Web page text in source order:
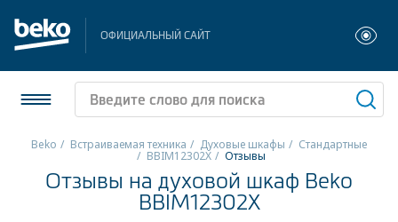
ОФИЦИАЛЬНЫЙ САЙТ
Холодильники и морозильники
Beko Встраиваемая техника Духовые шкафы Стандартные
BBIM12302X Отзывы
Отзывы на духовой шкаф Beko
BBIM12302X